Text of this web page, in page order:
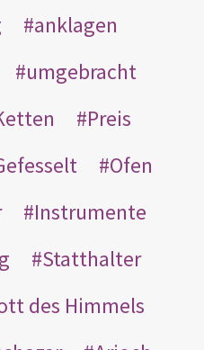
anklagen
umgebracht
Preis
Ofen
Instrumente
Statthalter
des Himmels